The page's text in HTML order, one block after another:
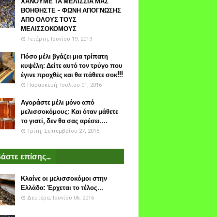
ΒΟΗΘΗΣΤΕ - ΦΩΝΗ ΑΠΟΓΝΩΣΗΣ
ΑΠΟ ΟΛΟΥΣ ΤΟΥΣ
ΜΕΛΙΣΣΟΚΟΜΟΥΣ
Τετάρτη, Ιουνίου 19, 2019
Πόσο μέλι βγάζει μια τρίπατη
κυψέλη: Δείτε αυτό τον τρύγο που
έγινε προχθές και θα πάθετε σοκ!!!
Παρασκευή, Ιουλίου 01, 2016
Αγοράστε μέλι μόνο από
μελισσοκόμους: Και όταν μάθετε
το γιατί, δεν θα σας αρέσει....
Τρίτη, Σεπτεμβρίου 27, 2016
επίσης...
Κλαίνε οι μελισσοκόμοι στην
Ελλάδα: Έρχεται το τέλος...
Δευτέρα, Ιουνίου 06, 2016